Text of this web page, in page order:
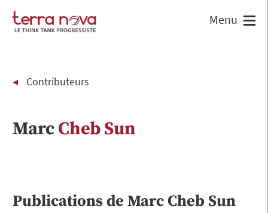
Contributeurs
MarcCheb Sun
Publications de Marc Cheb Sun